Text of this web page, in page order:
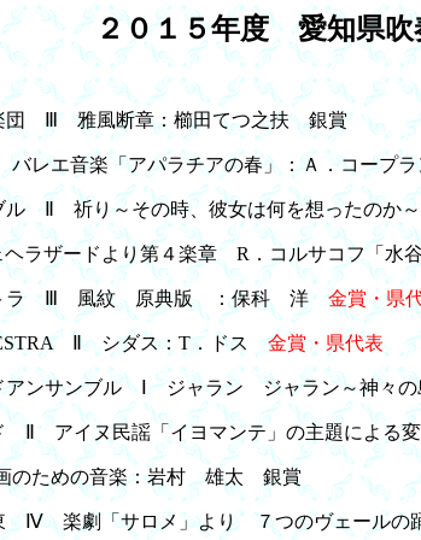
２０１５年度 愛知県
Ⅲ 雅風断章：櫛田てつ之扶 銀賞
エ音楽「アパラチアの春」：Ａ．コープ
Ⅱ 祈り～その時、彼女は何を想ったの
ザードより第４楽章 R．コルサコフ「
トラ Ⅲ 風紋 原典版 ：保科 洋金賞・県
Ⅱ シダス：T．ドス金賞・県代表
ンサンブル Ⅰ ジャラン ジャラン～神々
Ⅱ アイヌ民謡「イヨマンテ」の主題による
ための音楽：岩村 雄太 銀賞
Ⅳ 楽劇「サロメ」より ７つのヴェール